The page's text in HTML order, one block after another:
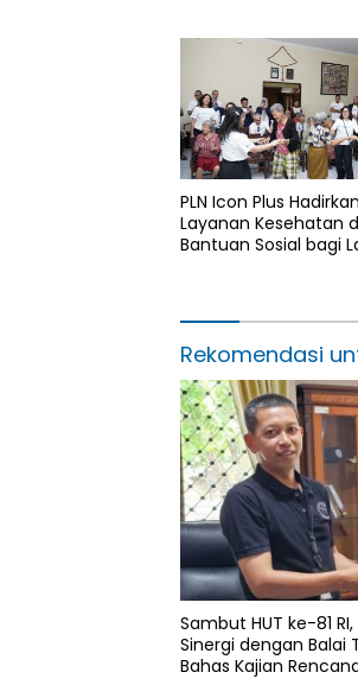
Watudodol/Kalipuro
PLN Icon Plus Hadirkan
Layanan Kesehatan
Bantuan Sosial bagi
Rekomendasi
Sambut HUT ke-81 RI,
Sinergi dengan Balai
Bahas Kajian